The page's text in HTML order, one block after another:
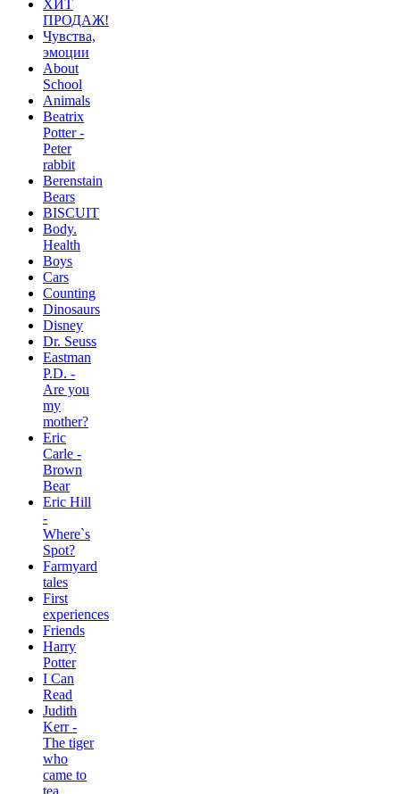
ХИТ
ПРОДАЖ!
Чувства,
эмоции
About
School
Animals
Beatrix
Potter -
Peter
rabbit
Berenstain
Bears
BISCUIT
Body.
Health
Boys
Cars
Counting
Dinosaurs
Disney
Dr. Seuss
Eastman
P.D. -
Are you
my
mother?
Eric
Carle -
Brown
Bear
Eric Hill
-
Where`s
Spot?
Farmyard
tales
First
experiences
Friends
Harry
Potter
I Can
Read
Judith
Kerr -
The tiger
who
came to
tea